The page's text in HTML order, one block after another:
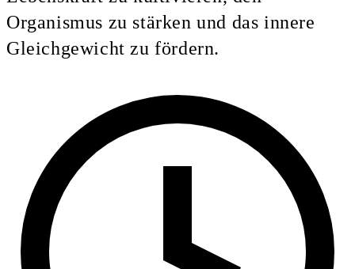
Organismus zu stärken und das innere
Gleichgewicht zu fördern.